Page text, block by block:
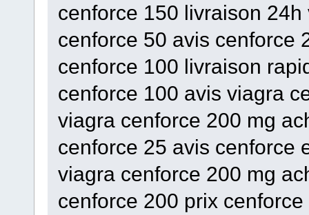
cenforce 150 livraison
cenforce 50 avis cenforce
cenforce 100 livraison
cenforce 100 avis viagra
viagra cenforce 200 mg
cenforce 25 avis cenforce
viagra cenforce 200 mg
cenforce 200 prix